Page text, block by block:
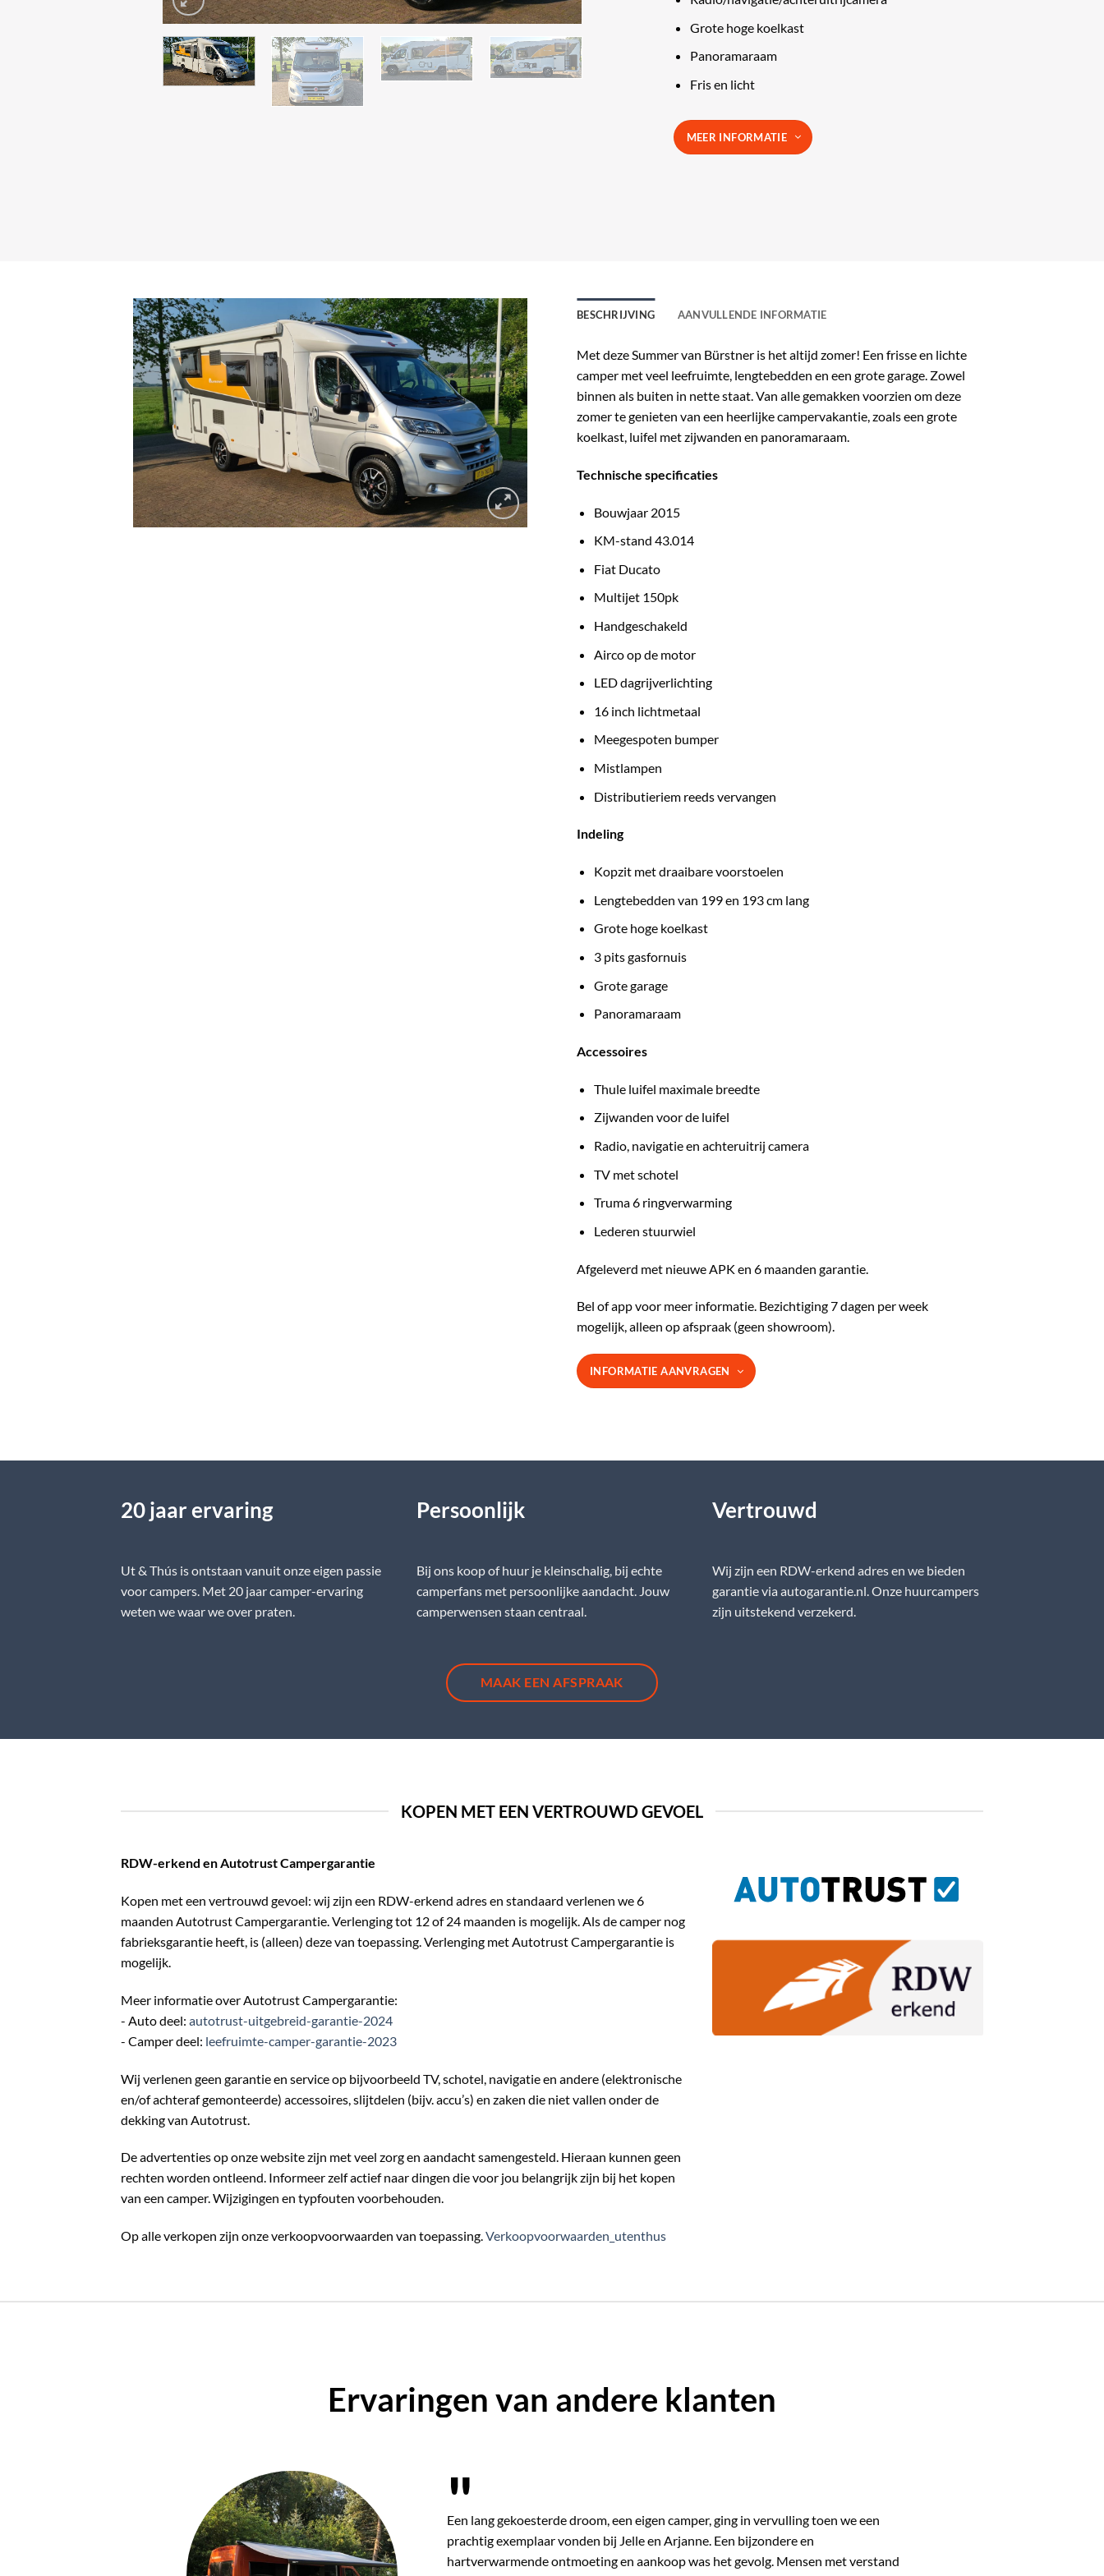
Grote hoge koelkast
Panoramaraam
Fris en licht
MEER INFORMATIE
BESCHRIJVING AANVULLENDE INFORMATIE
Met deze Summer van Bürstner is het altijd zomer! Een frisse en lichte
camper met veel leefruimte, lengtebedden en een grote garage. Zowel
binnen als buiten in nette staat. Van alle gemakken voorzien om deze
zomer te genieten van een heerlijke campervakantie, zoals een grote
koelkast, luifel met zijwanden en panoramaraam.
Technische specificaties
Bouwjaar 2015
KM-stand 43.014
Fiat Ducato
Multijet 150pk
Handgeschakeld
Airco op de motor
LED dagrijverlichting
16 inch lichtmetaal
Meegespoten bumper
Mistlampen
Distributieriem reeds vervangen
Indeling
Kopzit met draaibare voorstoelen
Lengtebedden van 199 en 193 cm lang
Grote hoge koelkast
3 pits gasfornuis
Grote garage
Panoramaraam
Accessoires
Thule luifel maximale breedte
Zijwanden voor de luifel
Radio, navigatie en achteruitrij camera
TV met schotel
Truma 6 ringverwarming
Lederen stuurwiel
Afgeleverd met nieuwe APK en 6 maanden garantie.
Bel of app voor meer informatie. Bezichtiging 7 dagen per week
mogelijk, alleen op afspraak (geen showroom).
INFORMATIE AANVRAGEN
20 jaar ervaring
Ut & Thús is ontstaan vanuit onze eigen passie
voor campers. Met 20 jaar camper-ervaring
weten we waar we over praten.
Persoonlijk
Bij ons koop of huur je kleinschalig, bij echte
camperfans met persoonlijke aandacht. Jouw
camperwensen staan centraal.
Vertrouwd
Wij zijn een RDW-erkend adres en we bieden
garantie via autogarantie.nl. Onze huurcampers
zijn uitstekend verzekerd.
MAAK EEN AFSPRAAK
KOPEN MET EEN VERTROUWD GEVOEL
RDW-erkend en Autotrust Campergarantie
Kopen met een vertrouwd gevoel: wij zijn een RDW-erkend adres en standaard verlenen we 6
maanden Autotrust Campergarantie. Verlenging tot 12 of 24 maanden is mogelijk. Als de camper nog
fabrieksgarantie heeft, is (alleen) deze van toepassing. Verlenging met Autotrust Campergarantie is
mogelijk.
Meer informatie over Autotrust Campergarantie:
- Auto deel: autotrust-uitgebreid-garantie-2024
- Camper deel: leefruimte-camper-garantie-2023
Wij verlenen geen garantie en service op bijvoorbeeld TV, schotel, navigatie en andere (elektronische
en/of achteraf gemonteerde) accessoires, slijtdelen (bijv. accu’s) en zaken die niet vallen onder de
dekking van Autotrust.
De advertenties op onze website zijn met veel zorg en aandacht samengesteld. Hieraan kunnen geen
rechten worden ontleend. Informeer zelf actief naar dingen die voor jou belangrijk zijn bij het kopen
van een camper. Wijzigingen en typfouten voorbehouden.
Op alle verkopen zijn onze verkoopvoorwaarden van toepassing.Verkoopvoorwaarden_utenthus
Ervaringen van andere klanten
"
Al langere tijd keken wij rond voor een andere buscamper. Na 10 jaar met veel
plezier in de camper met dwarsbed gereden, vonden we het tijd voor een buscamper
met lengtebedden en dat binnen de 6 meter. Bij toeval via Marktplaats bij Ut & Thús